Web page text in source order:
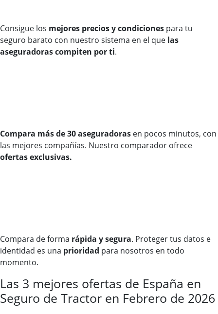
Consigue los mejores precios y condiciones para tu
seguro barato con nuestro sistema en el que las
aseguradoras compiten por ti.
Compara más de 30 aseguradoras en pocos minutos, con
las mejores compañías. Nuestro comparador ofrece
ofertas exclusivas.
Compara de forma rápida y segura. Proteger tus datos e
identidad es una prioridad para nosotros en todo
momento.
Las 3 mejores ofertas de España en
Seguro de Tractor en Febrero de 2026